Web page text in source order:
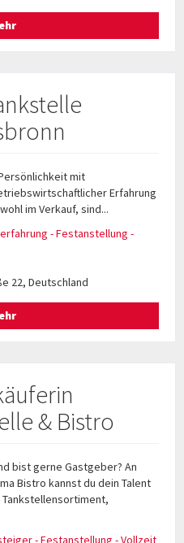
mit
Erfahrung
im Verkauf, sind...
- Festanstellung -
22, Deutschland
& Bistro
bist gerne Gastgeber? An
Bistro kannst du dein Talent
- Festanstellung - Vollzeit